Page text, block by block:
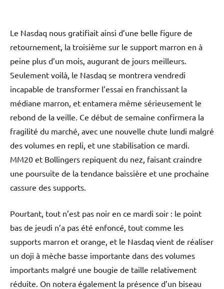
Le Nasdaq nous gratifiait ainsi d’une belle figure de
retournement, la troisième sur le support marron en à
peine plus d’un mois, augurant de jours meilleurs.
Seulement voilà, le Nasdaq se montrera vendredi
incapable de transformer l’essai en franchissant la
médiane marron, et entamera même sérieusement le
rebond de la veille. Ce début de semaine confirmera la
fragilité du marché, avec une nouvelle chute lundi malgré
des volumes en repli, et une stabilisation ce mardi.
MM20 et Bollingers repiquent du nez, faisant craindre
une poursuite de la tendance baissière et une prochaine
cassure des supports.
Pourtant, tout n’est pas noir en ce mardi soir : le point
bas de jeudi n’a pas été enfoncé, tout comme les
supports marron et orange, et le Nasdaq vient de réaliser
un doji à mèche basse importante dans des volumes
importants malgré une bougie de taille relativement
réduite. On notera également la présence d’un biseau